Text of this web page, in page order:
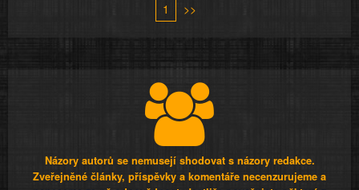
1 >>
Názory autorů se nemusejí shodovat s názory redakce.
Zveřejněné články, příspěvky a komentáře necenzurujeme a